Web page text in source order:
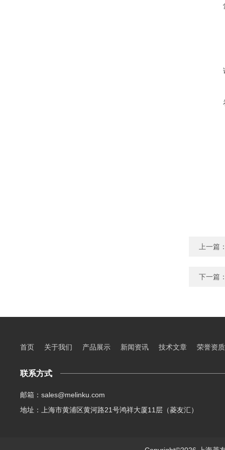
上一篇
下一篇
首页 关于我们 产品展示 新闻资讯 技术文章 荣誉资质
联系方式
邮箱：sales@melinku.com
地址：上海市黄浦区黄河路21号鸿祥大厦11层（菱友汇）